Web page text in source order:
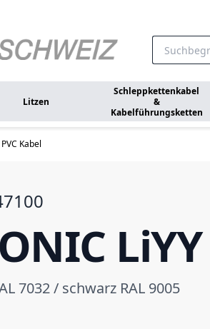
Litzen
Schleppkettenkabel
&
Kabelführungsketten
PVC Kabel
LiYY
7032 / schwarz RAL 9005